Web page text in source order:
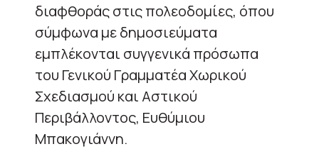
διαφθοράς στις πολεοδομίες, όπου
σύμφωνα με δημοσιεύματα
εμπλέκονται συγγενικά πρόσωπα
του Γενικού Γραμματέα Χωρικού
Σχεδιασμού και Αστικού
Περιβάλλοντος, Ευθύμιου
Μπακογιάννη.